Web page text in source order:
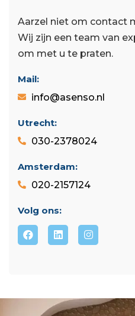
Aarzel niet om contact
Wij zijn een team van
om met u te praten.
Mail:
info@asenso.nl
Utrecht:
030-2378024
Amsterdam:
020-2157124
Volg ons: